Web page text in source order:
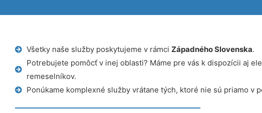
Všetky naše služby poskytujeme v rámci Západného Slovenska.
Potrebujete pomôcť v inej oblasti? Máme pre vás k dispozícii aj
remeselníkov.
Ponúkame komplexné služby vrátane tých, ktoré nie sú priamo v